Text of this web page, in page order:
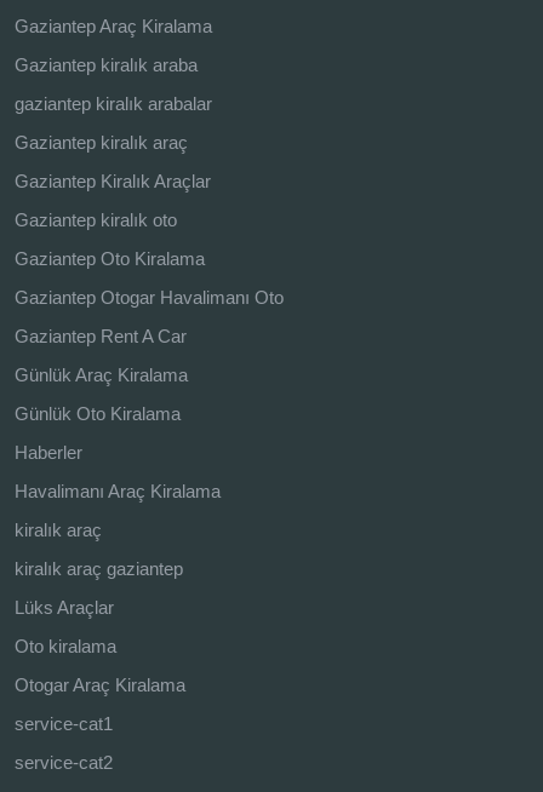
Gaziantep Araç Kiralama
Gaziantep kiralık araba
gaziantep kiralık arabalar
Gaziantep kiralık araç
Gaziantep Kiralık Araçlar
Gaziantep kiralık oto
Gaziantep Oto Kiralama
Gaziantep Otogar Havalimanı Oto
Gaziantep Rent A Car
Günlük Araç Kiralama
Günlük Oto Kiralama
Haberler
Havalimanı Araç Kiralama
kiralık araç
kiralık araç gaziantep
Lüks Araçlar
Oto kiralama
Otogar Araç Kiralama
service-cat1
service-cat2